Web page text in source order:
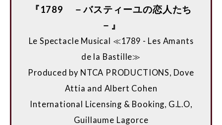
『1789 －バスティーユの恋人たち
－』
Le Spectacle Musical ≪1789 - Les Amants
de la Bastille≫
Produced by NTCA PRODUCTIONS, Dove
Attia and Albert Cohen
International Licensing & Booking, G.L.O,
Guillaume Lagorce